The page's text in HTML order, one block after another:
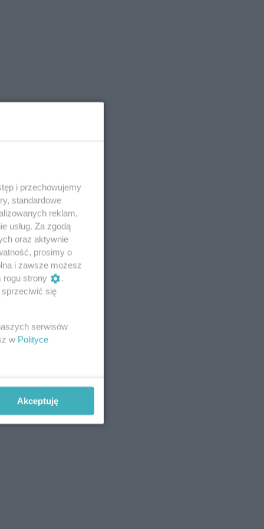
i przechowujemy
standardowe
reklam,
usług. Za zgodą
oraz aktywnie
prosimy o
i zawsze możesz
rogu strony
.
się
serwisów
w Polityce
Akceptuję